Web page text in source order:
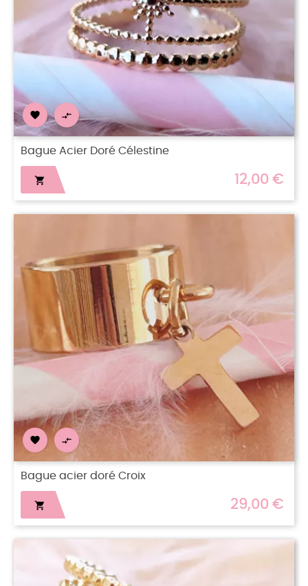
 
Bague Acier Doré Célestine
 12,00 €
 
Bague acier doré Croix
 29,00 €